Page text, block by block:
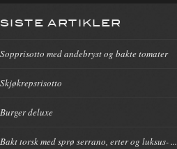
SISTE ARTIKLER
Sopprisotto med andebryst og bakte tomater
Skjøkrepsrisotto
Burger deluxe
Bakt torsk med sprø serrano, erter og luksus- ...